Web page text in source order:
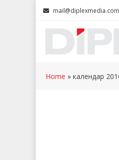
content
mail@diplexmedia.com
Home » календар